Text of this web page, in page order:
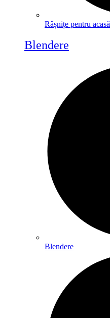
Râșnițe pentru acasă
Blendere
Blendere